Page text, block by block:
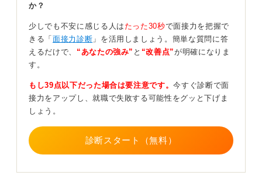
と焦るかもしれませんが、練習すれば慣れます。3つ目
は、鏡の前で話したり、自分の声を録音して聞いたりし
て、客観的に自分の話し方の癖を把握することです。
識しながら練習すると良いでしょう。
0
か？
少しでも不安に感じる人は たった30秒で面接力を把握で
きる「 面接力診断 」を活用しましょう。簡単な質問に答
えるだけで、 “あなたの強み” と “改善点”が明確になりま
す。
もし39点以下だった場合は要注意です。今すぐ診断で面
接力をアップし、就職で失敗する可能性をグッと下げま
しょう。
診断スタート（無料）